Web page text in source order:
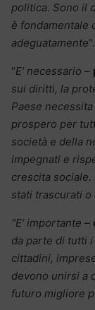
politica. Sono il
è fondamentale
adeguatamente”.
“E’ necessario –
sui diritti, la
Paese
prospero per
società e della
impegnati e
crescita
stati trascurati o
“E’ importante –
da parte di tutti
cittadini,
devono unirsi a
futuro migliore